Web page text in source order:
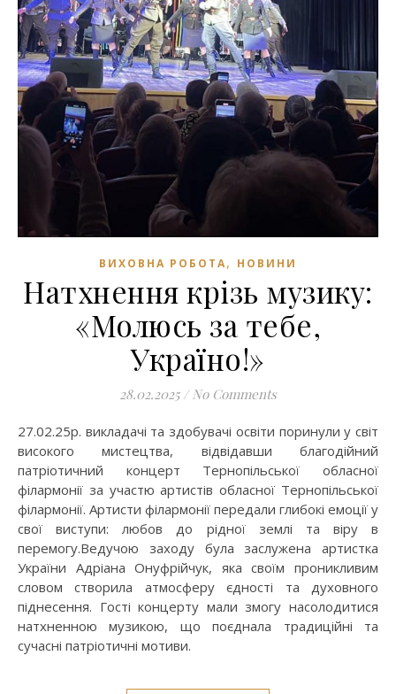
ВИХОВНА РОБОТА, НОВИНИ
Натхнення крізь музику:
«Молюсь за тебе,
Україно!»
28.02.2025 / No Comments
27.02.25р. викладачі та здобувачі освіти поринули у світ
високого мистецтва, відвідавши благодійний
патріотичний концерт Тернопільської обласної
філармонії за участю артистів обласної Тернопільської
філармонії. Артисти філармонії передали глибокі емоції у
свої виступи: любов до рідної землі та віру в
перемогу.Ведучою заходу була заслужена артистка
України Адріана Онуфрійчук, яка своїм проникливим
словом створила атмосферу єдності та духовного
піднесення. Гості концерту мали змогу насолодитися
натхненною музикою, що поєднала традиційні та
сучасні патріотичні мотиви.